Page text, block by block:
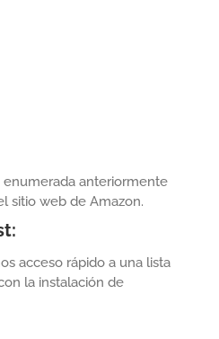
enumerada anteriormente
sitio web de Amazon.
acceso rápido a una lista
la instalación de